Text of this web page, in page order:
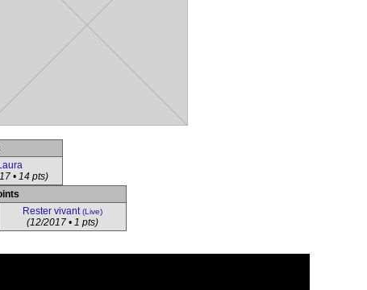
• 14 pts)
Rester vivant(Live)
(12/2017 • 1 pts)